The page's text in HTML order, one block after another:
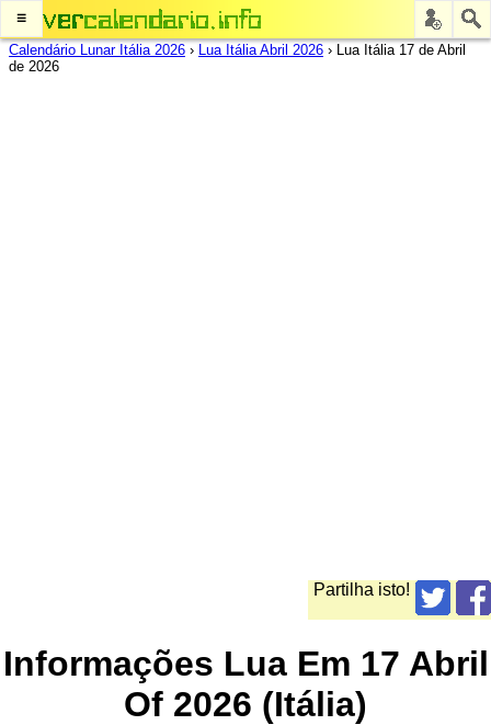
≡
Calendário Lunar Itália 2026 › Lua Itália Abril 2026 › Lua Itália 17 de Abril
de 2026
Partilha isto!
Informações Lua Em 17 Abril
Of 2026 (Itália)